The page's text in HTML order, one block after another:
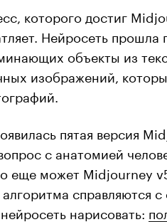
которого достиг
Нейросеть прошла
объекты из
изображений,
пятая версия
с анатомией
еще может Midjourney
справляются
нарисовать: